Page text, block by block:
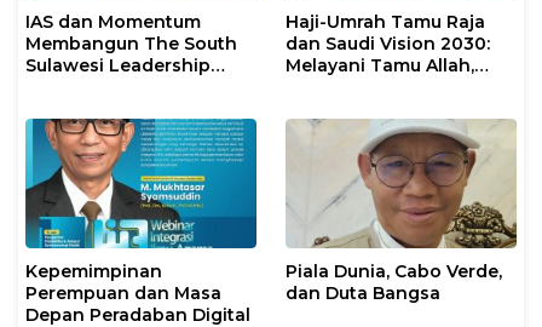
IAS dan Momentum
Membangun The South
Sulawesi Leadership
Haji-Umrah Tamu Raja
dan Saudi Vision 2030:
Melayani Tamu Allah,
Islam
Kepemimpinan
Perempuan dan Masa
Depan Peradaban Digital
Piala Dunia, Cabo Verde,
dan Duta Bangsa